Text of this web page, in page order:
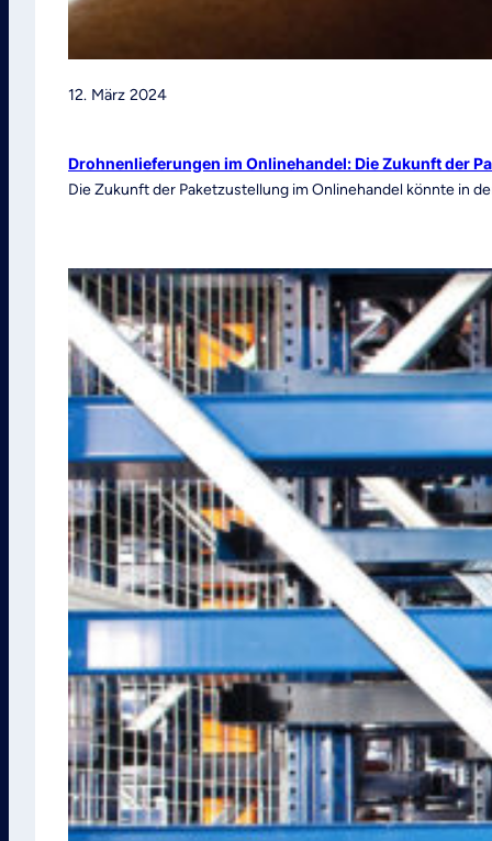
12. März 2024
Drohnenlieferungen im Onlinehandel: Die Zukunft der
Die Zukunft der Paketzustellung im Onlinehandel könnte in